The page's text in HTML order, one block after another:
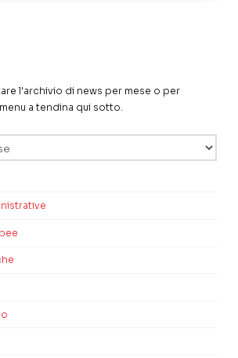
l'archivio di news per mese o per
a tendina qui sotto.